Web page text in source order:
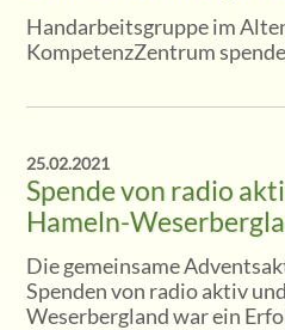
Handarbeitsgruppe im
KompetenzZentrum
25.02.2021
Spende von radio
Hameln-
Die gemeinsame
Spenden von radio aktiv
Weserbergland war ein